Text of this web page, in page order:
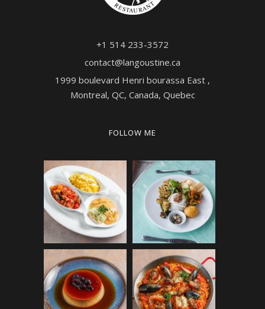
+1 514 233-3572
contact@langoustine.ca
1999 boulevard Henri bourassa East ,
Montreal, QC, Canada, Quebec
FOLLOW ME